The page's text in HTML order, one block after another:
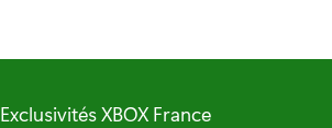
Exclusivités XBOX France